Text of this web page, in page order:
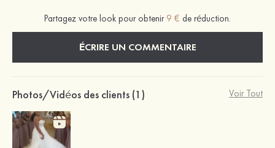
Partagez votre look pour obtenir 9 € de réduction.
ÉCRIRE UN COMMENTAIRE
Photos/Vidéos des clients (1) Voir Tout